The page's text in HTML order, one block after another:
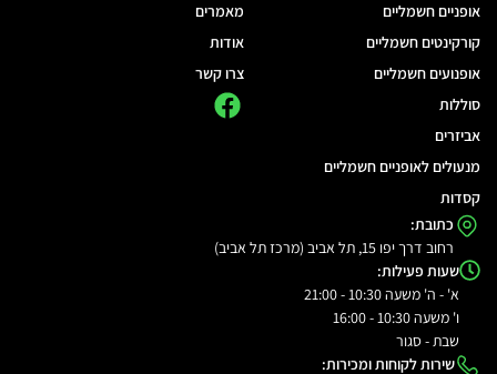
אופניים חשמליים
קורקינטים חשמליים
אופנועים חשמליים
סוללות
אביזרים
מנעולים לאופניים חשמליים
קסדות
מאמרים
אודות
צרו קשר
כתובת:
רחוב דרך יפו 15, תל אביב (מרכז תל אביב)
שעות פעילות:
א' - ה' משעה 10:30 - 21:00
ו' משעה 10:30 - 16:00
שבת - סגור
שירות לקוחות ומכירות: